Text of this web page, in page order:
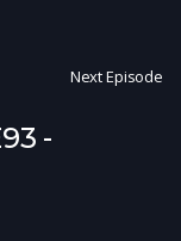
Next Episode
-